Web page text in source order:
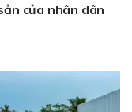
của nhân dân